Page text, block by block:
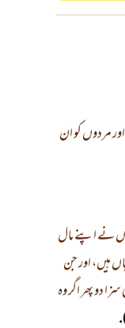
مردوں كو ان
نے اپنے مال
ہيں، اور جن
دو پھر اگر وہ